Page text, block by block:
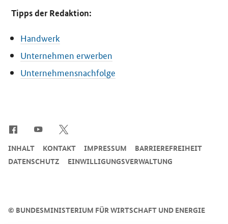
Tipps der Redaktion:
Handwerk
Unternehmen erwerben
Unternehmensnachfolge
© BUNDESMINISTERIUM FÜR WIRTSCHAFT UND ENERGIE
INHALT KONTAKT IMPRESSUM
BARRIEREFREIHEIT
DATENSCHUTZ
EINWILLIGUNGSVERWALTUNG